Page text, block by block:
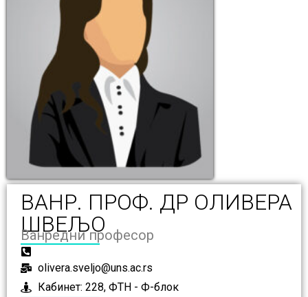
ВАНР. ПРОФ. ДР ОЛИВЕРА
ШВЕЉО
Ванредни професор
olivera.sveljo@uns.ac.rs
Кабинет: 228, ФТН - Ф-блок